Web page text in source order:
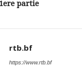
partie
rtb.bf
https://www.rtb.bf